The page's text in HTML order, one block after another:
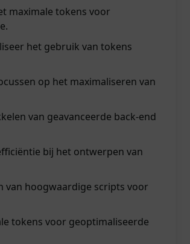
maximale tokens voor
het gebruik van tokens
op het maximaliseren van
van geavanceerde back-end
bij het ontwerpen van
van hoogwaardige scripts voor
tokens voor geoptimaliseerde